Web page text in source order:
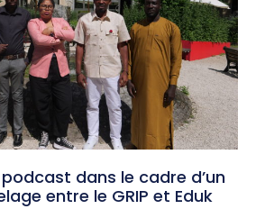
dans le cadre d’un
entre le GRIP et Eduk